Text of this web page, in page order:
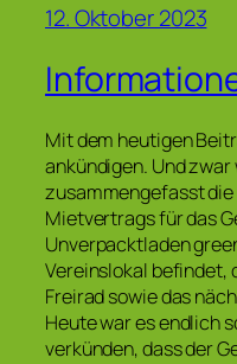
12. Oktober 2023
Mit dem heutigen
ankündigen. Und
zusammengefasst
Mietvertrags für das
Unverpacktladen
Vereinslokal befindet,
Freirad sowie das
Heute war es endlich
verkünden, dass der